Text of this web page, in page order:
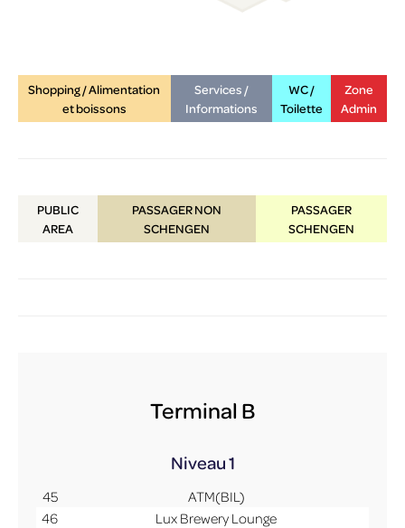
Shopping / Alimentation
et boissons
Services /
Informations
WC /
Toilette
Zone
Admin
PUBLIC
AREA
PASSAGER NON
SCHENGEN
PASSAGER
SCHENGEN
Terminal B
Niveau 1
45
ATM(BIL)
46
Lux Brewery Lounge